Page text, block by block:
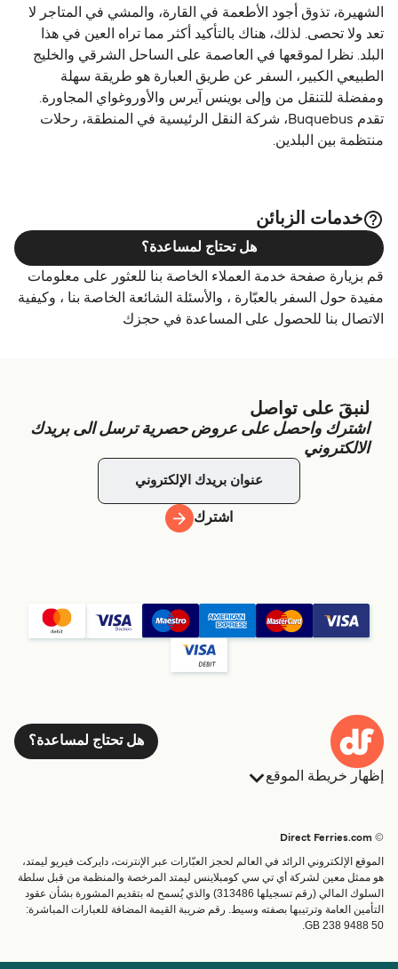
الشهيرة، تذوق أجود الأطعمة في القارة، والمشي في المتاجر لا
تعد ولا تحصى. لذلك، هناك بالتأكيد أكثر مما تراه العين في هذا
البلد. نظرا لموقعها في العاصمة على الساحل الشرقي والخليج
الطبيعي الكبير، السفر عن طريق العبارة هو طريقة سهلة
ومفضلة للتنقل من وإلى بوينس آيرس والأوروغواي المجاورة.
تقدم Buquebus، شركة النقل الرئيسية في المنطقة، رحلات
منتظمة بين البلدين.
خدمات الزبائن
قم بزيارة صفحة خدمة العملاء الخاصة بنا للعثور على معلومات
مفيدة حول السفر بالعبّارة ، والأسئلة الشائعة الخاصة بنا ، وكيفية
الاتصال بنا للحصول على المساعدة في حجزك
هل تحتاج لمساعدة؟
لنبقَ على تواصل
اشترك واحصل على عروض حصرية ترسل الى بريدك
الالكتروني
اشترك
هل تحتاج لمساعدة؟
إظهار خريطة الموقع
البلدان
خدمات الزبائن
الباحث عن الرحلات والموانئ
تذاكر العبّارة
العبارات
شحن
عبارة صغيرة
القطار والعبارة
الموقع الإلكتروني الرائد في العالم لحجز العبّارات عبر الإنترنت، دايركت فيريو ليمتد،
هو ممثل معين لشركة أي تي سي كومبلاينس ليمتد المرخصة والمنظمة من قبل سلطة
السلوك المالي (رقم تسجيلها 313486) والذي يُسمح له بتقديم المشورة بشأن عقود
التأمين العامة وترتيبها بصفته وسيط. رقم ضريبة القيمة المضافة للعبارات المباشرة:
GB 238 9488 50.